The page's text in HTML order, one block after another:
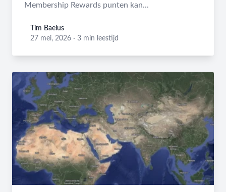
Membership Rewards punten kan...
Tim Baelus
Tim Baelus
27 mei, 2026 · 3 min leestijd